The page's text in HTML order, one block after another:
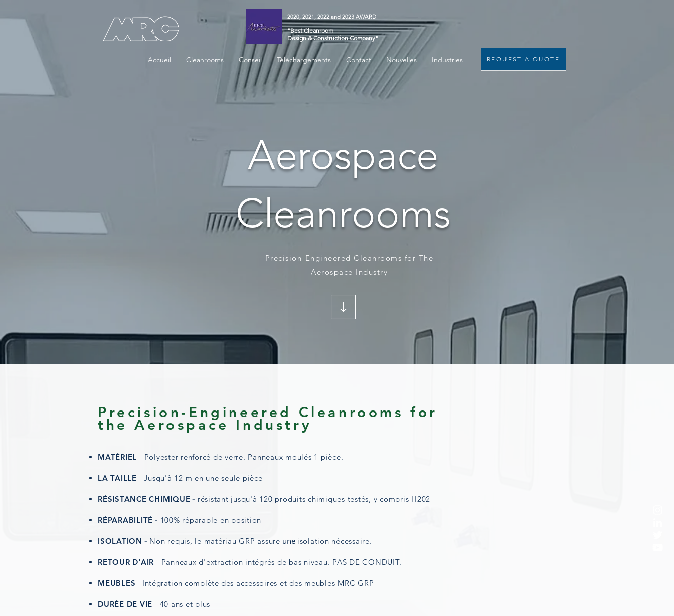
2020, 2021, 2022 and 2023 AWARD
"Best Cleanroom
Design & Construction Company"
Accueil Cleanrooms Conseil Téléchargements Contact Nouvelles Industries REQUEST A QUOTE
Aerospace
Cleanrooms
Precision-Engineered Cleanrooms for The
Aerospace Industry
Precision-Engineered Cleanrooms for
the Aerospace Industry
MATÉRIEL - Polyester renforcé de verre. Panneaux moulés 1 pièce.
LA TAILLE - Jusqu'à 12 m en une seule pièce
RÉSISTANCE CHIMIQUE - résistant jusqu'à 120 produits chimiques testés, y compris H202
RÉPARABILITÉ - 100% réparable en position
ISOLATION - Non requis, le matériau GRP assure une isolation nécessaire.
RETOUR D'AIR - Panneaux d'extraction intégrés de bas niveau. PAS DE CONDUIT.
MEUBLES - Intégration complète des accessoires et des meubles MRC GRP
DURÉE DE VIE - 40 ans et plus